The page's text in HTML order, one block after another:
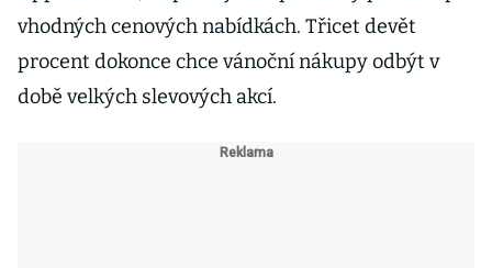
vhodných cenových nabídkách. Třicet devět
procent dokonce chce vánoční nákupy odbýt v
době velkých slevových akcí.